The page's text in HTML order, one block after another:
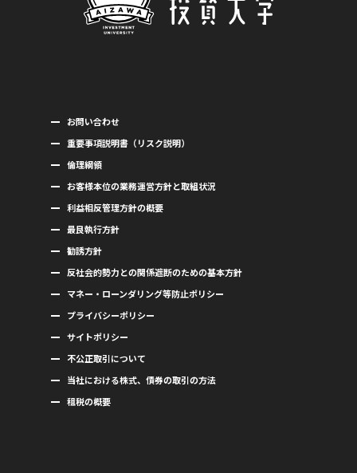
お問い合わせ
重要事項説明書（リスク説明）
倫理綱領
お客様本位の業務運営方針と取組状況
利益相反管理方針の概要
最良執行方針
勧誘方針
反社会的勢力との関係遮断のための基本方針
マネー・ローンダリング等防止ポリシー
プライバシーポリシー
サイトポリシー
不公正取引について
当社における株式、債券の取引の方法
租税の概要